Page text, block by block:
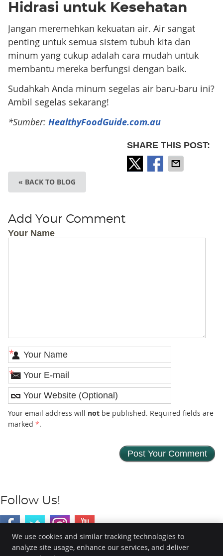
Hidrasi untuk Kesehatan
Jangan meremehkan kekuatan air. Air sangat
penting untuk semua sistem tubuh kita dan
minum yang cukup adalah cara mudah untuk
membantu mereka berfungsi dengan baik.
Sudahkah Anda minum segelas air baru-baru ini?
Ambil segelas sekarang!
*Sumber: HealthyFoodGuide.com.au
SHARE THIS POST:
« BACK TO BLOG
Add Your Comment
Your Name
*
*
Your email address will notbe published. Required fields are
marked *.
Follow Us!
Gedung Golf Gallery
We use cookies and similar tracking technologies to
analyze site usage, enhance our services, and deliver